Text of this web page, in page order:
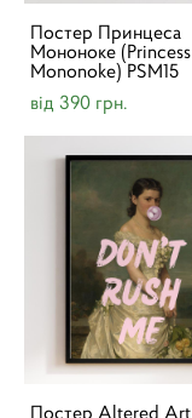
Постер Принцеса
Мононоке (Princess
Mononoke) PSM15
від 390 грн.
Постер Altered Art